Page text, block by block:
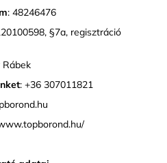
: 48246476
, §7a, regisztráció
Rábek
: +36 307011821